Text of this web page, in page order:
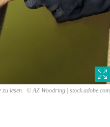
zu lesen. © AZ Woodring | stock.adobe.com